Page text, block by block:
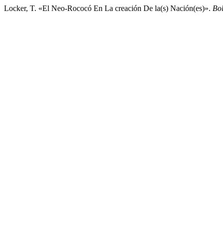
Locker, T. «El Neo-Rococó En La creación De la(s) Nación(es)».